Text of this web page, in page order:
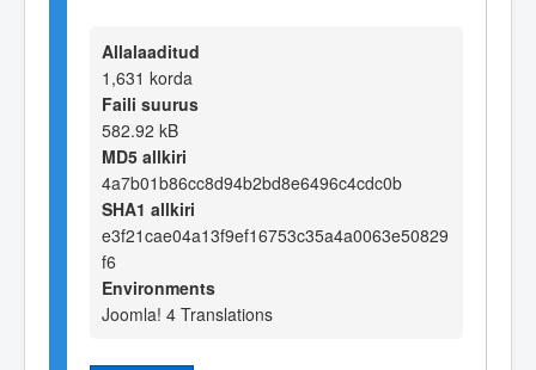
Allalaaditud
1,631 korda
Faili suurus
582.92 kB
MD5 allkiri
4a7b01b86cc8d94b2bd8e6496c4cdc0b
SHA1 allkiri
e3f21cae04a13f9ef16753c35a4a0063e50829
f6
Environments
Joomla! 4 Translations